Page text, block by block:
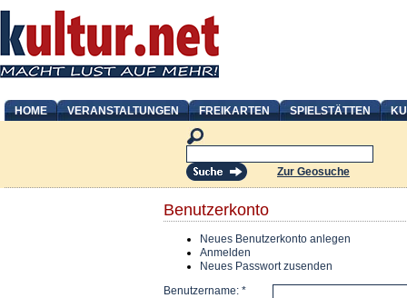
HOME VERANSTALTUNGEN FREIKARTEN SPIELSTÄTTEN
Zur Geosuche
Benutzerkonto
Neues Benutzerkonto anlegen
Anmelden
Neues Passwort zusenden
Benutzername: *